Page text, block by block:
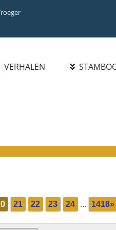
VERHALEN
STATISTIEKEN
HANDELSREGISTER 1921-
1977
21 22 23 24 ... 1418»